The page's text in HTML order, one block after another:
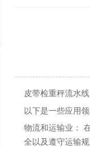
皮带检重秤流水
以下是一些应用领
物流和运输业：
全以及遵守运输规